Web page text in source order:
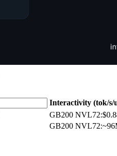
Interactivity (tok/s/
GB200 NVL72:
GB200 NVL72:~96